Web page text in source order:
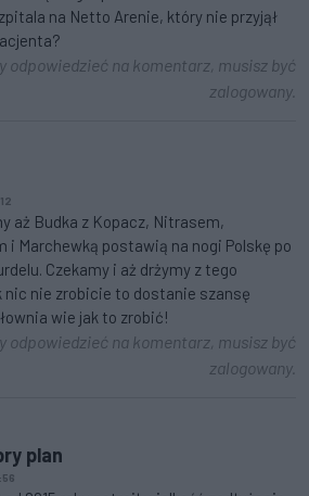
na Netto Arenie, który nie przyjął
odpowiedzieć na komentarz, musisz być
zalogowany.
aż Budka z Kopacz, Nitrasem,
i Marchewką postawią na nogi Polskę po
Czekamy i aż drżymy z tego
nic nie zrobicie to dostanie szansę
wie jak to zrobić!
odpowiedzieć na komentarz, musisz być
zalogowany.
plan